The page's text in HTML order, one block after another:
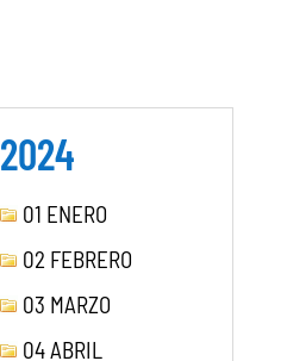
2024
01 ENERO
02 FEBRERO
03 MARZO
04 ABRIL